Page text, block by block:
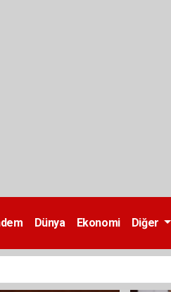
Dünya Ekonomi Diğer